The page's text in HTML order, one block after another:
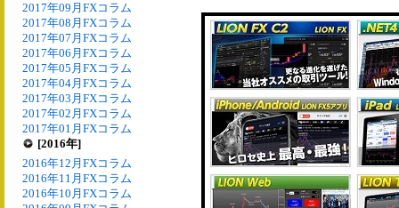
2017年09月FXコラム
2017年08月FXコラム
2017年07月FXコラム
2017年06月FXコラム
2017年05月FXコラム
2017年04月FXコラム
2017年03月FXコラム
2017年02月FXコラム
2017年01月FXコラム
[2016年]
2016年12月FXコラム
2016年11月FXコラム
2016年10月FXコラム